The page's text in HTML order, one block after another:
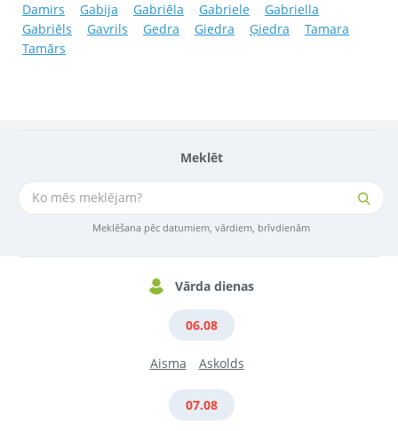
Meklēt
Meklēšana pēc datumiem, vārdiem, brīvdienām
Vārda dienas
06.08
Aisma Askolds
07.08
Damirs
Gabija Gabriēla Gabriele
Gabriella
Gabriēls
Gavrils Gedra Giedra Ģiedra
Tamara
Tamārs